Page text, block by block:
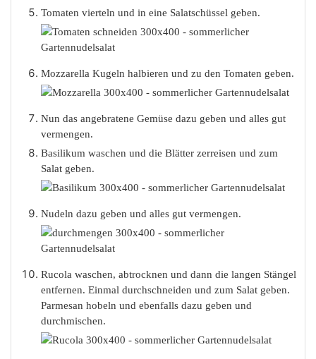
Tomaten vierteln und in eine Salatschüssel geben.
Mozzarella Kugeln halbieren und zu den Tomaten geben.
Nun das angebratene Gemüse dazu geben und alles gut
vermengen.
Basilikum waschen und die Blätter zerreisen und zum
Salat geben.
Nudeln dazu geben und alles gut vermengen.
Rucola waschen, abtrocknen und dann die langen Stängel
entfernen. Einmal durchschneiden und zum Salat geben.
Parmesan hobeln und ebenfalls dazu geben und
durchmischen.